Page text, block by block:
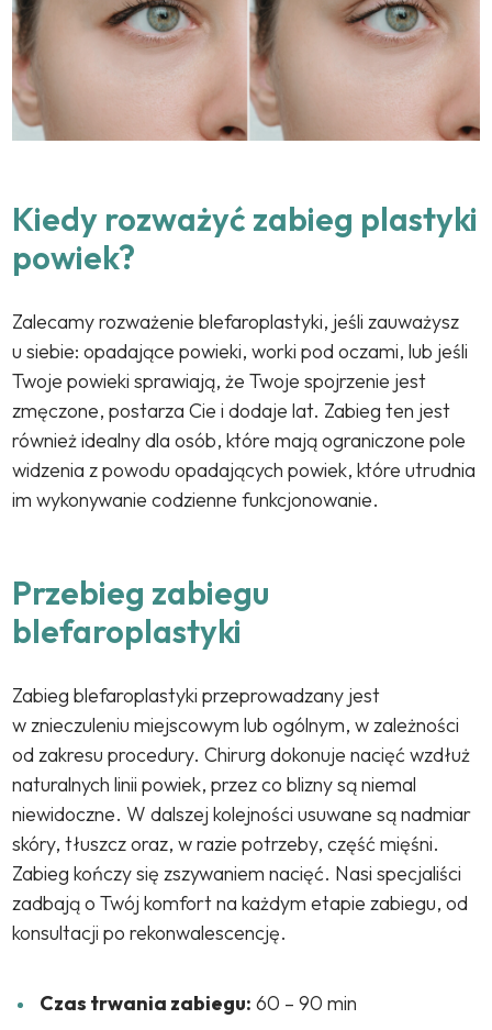
Kiedy rozważyć zabieg plastyki
powiek?
Zalecamy rozważenie blefaroplastyki, jeśli zauważysz
u siebie: opadające powieki, worki pod oczami, lub jeśli
Twoje powieki sprawiają, że Twoje spojrzenie jest
zmęczone, postarza Cie i dodaje lat. Zabieg ten jest
również idealny dla osób, które mają ograniczone pole
widzenia z powodu opadających powiek, które utrudnia
im wykonywanie codzienne funkcjonowanie.
Przebieg zabiegu
blefaroplastyki
Zabieg blefaroplastyki przeprowadzany jest
w znieczuleniu miejscowym lub ogólnym, w zależności
od zakresu procedury. Chirurg dokonuje nacięć wzdłuż
naturalnych linii powiek, przez co blizny są niemal
niewidoczne. W dalszej kolejności usuwane są nadmiar
skóry, tłuszcz oraz, w razie potrzeby, część mięśni.
Zabieg kończy się zszywaniem nacięć. Nasi specjaliści
zadbają o Twój komfort na każdym etapie zabiegu, od
konsultacji po rekonwalescencję.
Czas trwania zabiegu: 60 – 90 min